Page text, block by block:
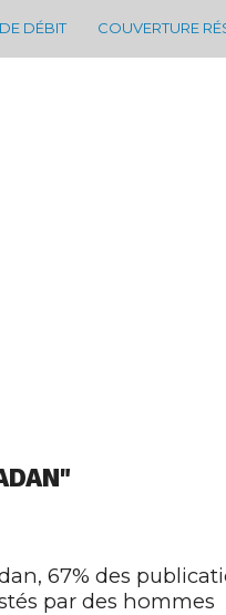
DÉBIT COUVERTURE
67% des
par des hommes